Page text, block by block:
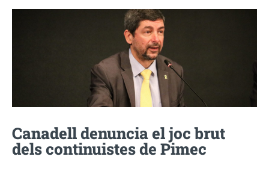
Canadell denuncia el joc brut
dels continuistes de Pimec